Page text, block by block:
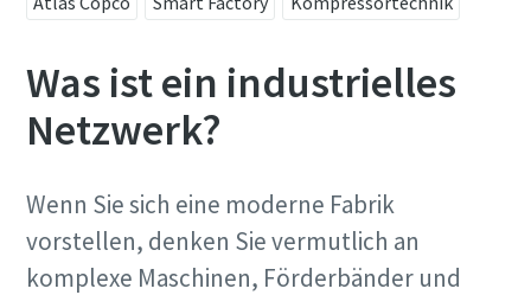
Edelstahlrohre für sensible Anwendungen
Beziehen Sie Ihre Druckluft-Edelstahlrohre jetzt direkt bei
Was ist ein industrielles
Netzwerk?
Wenn Sie sich eine moderne Fabrik
vorstellen, denken Sie vermutlich an
komplexe Maschinen, Förderbänder und
Nachname
E-Mail
Telefon
Weitere Informationen